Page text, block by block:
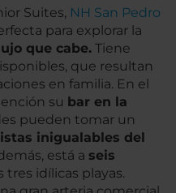
Suites, NH San Pedro
para explorar la
que cabe. Tiene
que resultan
en familia. En el
su bar en la
pueden tomar un
inigualables del
está a seis
tres idílicas playas.